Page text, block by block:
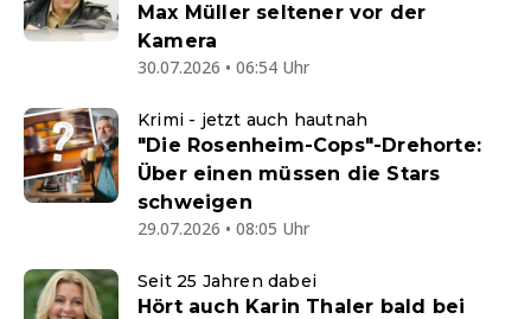
Max Müller seltener vor der
Kamera
30.07.2026 • 06:54 Uhr
Krimi - jetzt auch hautnah
"Die Rosenheim-Cops"-Drehorte:
Über einen müssen die Stars
schweigen
29.07.2026 • 08:05 Uhr
Seit 25 Jahren dabei
Hört auch Karin Thaler bald bei